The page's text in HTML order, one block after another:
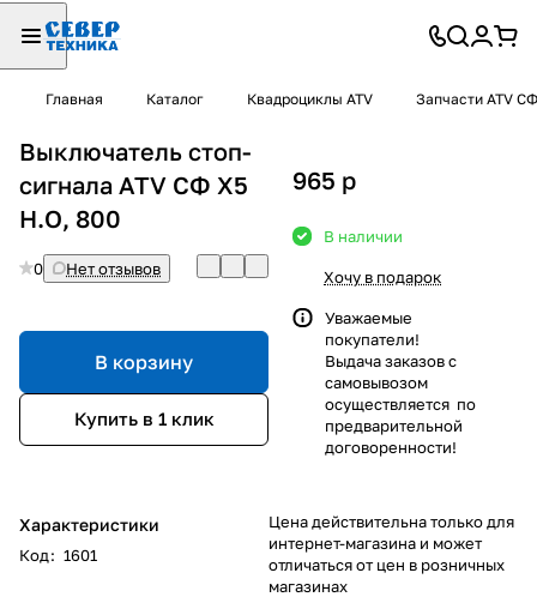
Главная Каталог Квадроциклы ATV Запчасти ATV СФ
Выключатель стоп-
сигнала ATV СФ Х5
Н.О, 800
0 Нет отзывов
В корзину
Купить в 1 клик
Характеристики
Код: 1601
965 p
В наличии
Хочу в подарок
Уважаемые
покупатели!
Выдача заказов с
самовывозом
осуществляется по
предварительной
договоренности!
Цена действительна только для
интернет-магазина и может
отличаться от цен в розничных
магазинах